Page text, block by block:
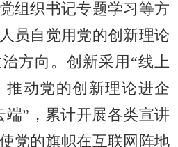
组织书记专题学习等方
员自觉用党的创新理论
方向。创新采用“线上
推动党的创新理论进企
端”，累计开展各类宣讲
党的旗帜在互联网阵地